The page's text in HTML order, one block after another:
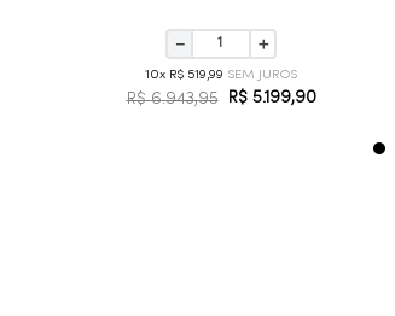
＋
－
10 R$ 519,99
R$ 6.943,95 R$ 5.199,90